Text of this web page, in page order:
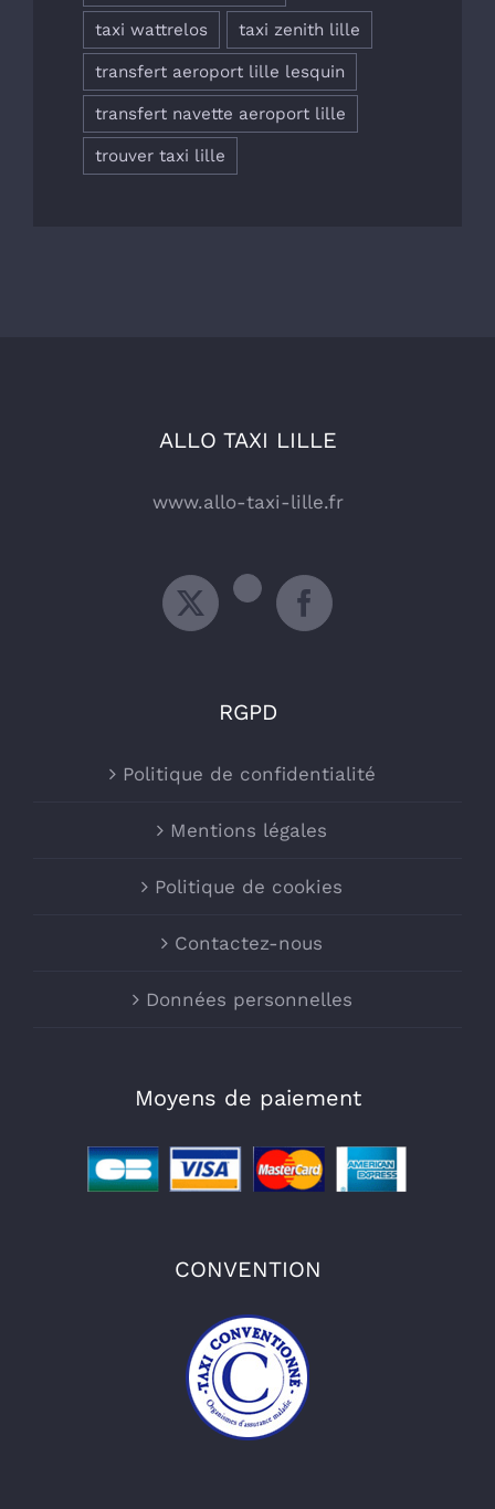
taxi wattrelos taxi zenith lille
transfert aeroport lille lesquin
transfert navette aeroport lille
trouver taxi lille
ALLO TAXI LILLE
www.allo-taxi-lille.fr
RGPD
Politique de confidentialité
Mentions légales
Politique de cookies
Contactez-nous
Données personnelles
Moyens de paiement
CONVENTION